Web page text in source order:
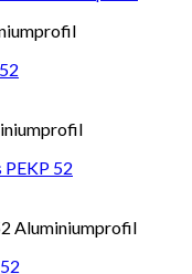
Aluminiumprofil